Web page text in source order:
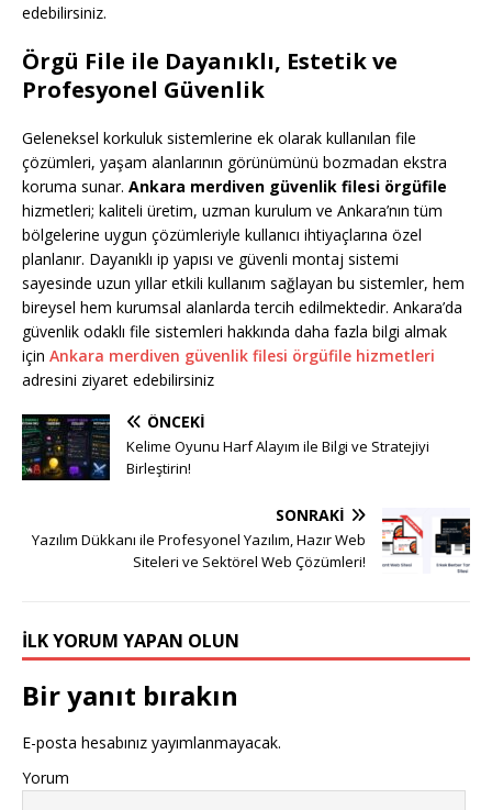
edebilirsiniz.
Örgü File ile Dayanıklı, Estetik ve
Profesyonel Güvenlik
Geleneksel korkuluk sistemlerine ek olarak kullanılan file
çözümleri, yaşam alanlarının görünümünü bozmadan ekstra
koruma sunar. Ankara merdiven güvenlik filesi örgüfile
hizmetleri; kaliteli üretim, uzman kurulum ve Ankara’nın tüm
bölgelerine uygun çözümleriyle kullanıcı ihtiyaçlarına özel
planlanır. Dayanıklı ip yapısı ve güvenli montaj sistemi
sayesinde uzun yıllar etkili kullanım sağlayan bu sistemler, hem
bireysel hem kurumsal alanlarda tercih edilmektedir. Ankara’da
güvenlik odaklı file sistemleri hakkında daha fazla bilgi almak
için Ankara merdiven güvenlik filesi örgüfile hizmetleri
adresini ziyaret edebilirsiniz
ÖNCEKI
Kelime Oyunu Harf Alayım ile Bilgi ve Stratejiyi
Birleştirin!
SONRAKI
Yazılım Dükkanı ile Profesyonel Yazılım, Hazır Web
Siteleri ve Sektörel Web Çözümleri!
İLK YORUM YAPAN OLUN
Bir yanıt bırakın
E-posta hesabınız yayımlanmayacak.
Yorum